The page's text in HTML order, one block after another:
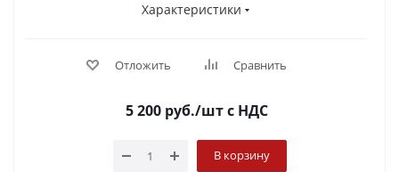
Характеристики
Отложить Сравнить
5 200руб./штс НДС
В корзину